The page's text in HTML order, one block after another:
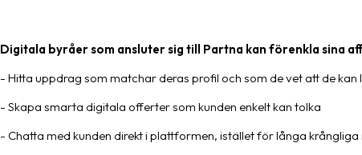
Digitala byråer som ansluter sig till Partna kan förenkla sina
- Hitta uppdrag som matchar deras profil och som de vet att de kan
- Skapa smarta digitala offerter som kunden enkelt kan tolka
- Chatta med kunden direkt i plattformen, istället för långa